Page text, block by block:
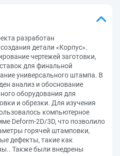
разработан
детали «Корпус».
чертежей заготовки,
для финальной
универсального штампа. В
анализ и обоснование
оборудования для
и обрезки. Для изучения
компьютерное
Deform-2D/3D, что позволило
горячей штамповки,
дефекты, такие как
Также были внедрены